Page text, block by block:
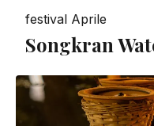
festival Aprile
Songkran